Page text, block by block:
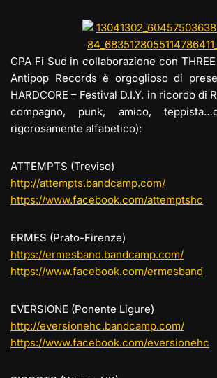
e
gr
a
m
o
d
o
n
s
A
p
p
e
b
o
o
CPA Fi Sud in collaborazione con THREE
Antipop Records è orgoglioso di
HARDCORE – Festival D.I.Y. in ricordo di
compagno, punk, amico,
rigorosamente alfabetico):
ATTEMPTS (Treviso)
http://attempts.bandcamp.com/
https://www.facebook.com/attemptshc
ERMES (Prato-Firenze)
https://ermesband.bandcamp.com/
https://www.facebook.com/ermesband
EVERSIONE (Ponente Ligure)
http://eversionehc.bandcamp.com/
https://www.facebook.com/eversionehc